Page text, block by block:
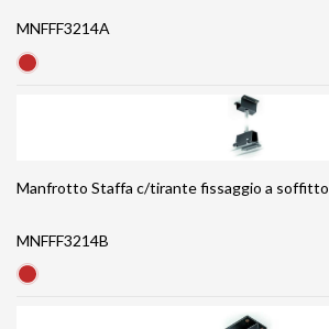
MNFFF3214A
Manfrotto Staffa c/tirante fissaggio a soffitto
MNFFF3214B